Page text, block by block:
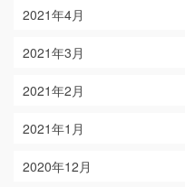
2021年4月
2021年3月
2021年2月
2021年1月
2020年12月